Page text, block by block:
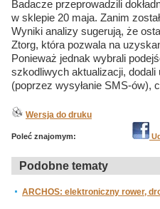
Badacze przeprowadzili
w sklepie 20 maja. Zanim
Wyniki analizy sugerują, że
Ztorg, która pozwala na
Ponieważ jednak wybrali
szkodliwych aktualizacji, dodali
(poprzez wysyłanie SMS-ów),
Wersja do druku
Poleć znajomym:
Podobne tematy
ARCHOS: elektroniczny rower,